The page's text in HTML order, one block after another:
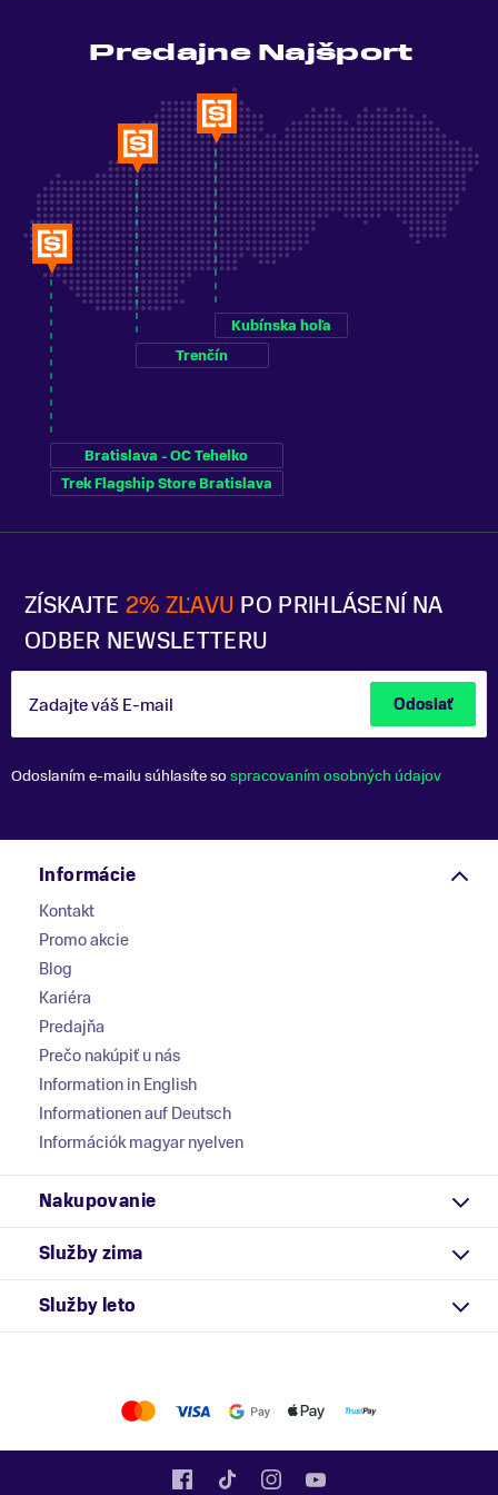
ZÍSKAJTE 2% ZĽAVU PO PRIHLÁSENÍ NA
ODBER NEWSLETTERU
Zadajte váš E-mail Odoslať
Odoslaním e-mailu súhlasíte sospracovaním osobných údajov
Predajne Najšport
Bratislava - OC Tehelko
Trek Flagship Store Bratislava
Trenčín
Kubínska hoľa
Informácie
Kontakt
Promo akcie
Blog
Kariéra
Predajňa
Prečo nakúpiť u nás
Information in English
Informationen auf Deutsch
Információk magyar nyelven
Nakupovanie
Služby zima
Služby leto